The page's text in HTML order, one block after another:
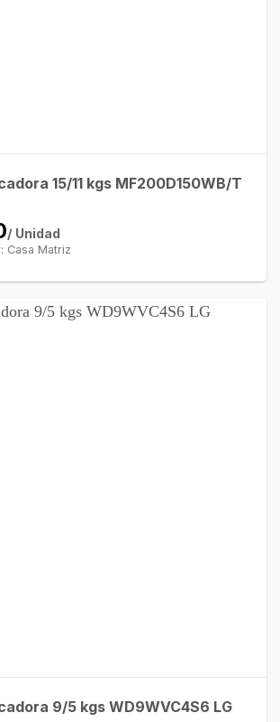
15/11 kgs MF200D150WB/T
/ Unidad
Casa Matriz
9/5 kgs WD9WVC4S6 LG